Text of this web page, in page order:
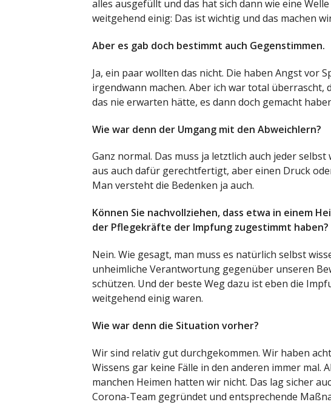
alles ausgefüllt und das hat sich dann wie eine
weitgehend einig: Das ist wichtig und das machen
Aber es gab doch bestimmt auch Gegenstimmen.
Ja, ein paar wollten das nicht. Die haben Angst vor
irgendwann machen. Aber ich war total überrascht,
das nie erwarten hätte, es dann doch gemacht
Wie war denn der Umgang mit den Abweichlern?
Ganz normal. Das muss ja letztlich auch jeder
aus auch dafür gerechtfertigt, aber einen Druck
Man versteht die Bedenken ja auch.
Können Sie nachvollziehen, dass etwa in einem
der Pflegekräfte der Impfung zugestimmt haben?
Nein. Wie gesagt, man muss es natürlich selbst
unheimliche Verantwortung gegenüber unseren
schützen. Und der beste Weg dazu ist eben die
weitgehend einig waren.
Wie war denn die Situation vorher?
Wir sind relativ gut durchgekommen. Wir haben
Wissens gar keine Fälle in den anderen immer mal.
manchen Heimen hatten wir nicht. Das lag sicher
Corona-Team gegründet und entsprechende